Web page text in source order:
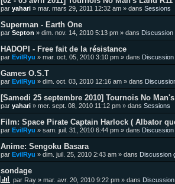
par yahari » mar. mars 29, 2011 12:32 am » dans Sessions
Superman - Earth One
par Septon » dim. nov. 14, 2010 5:13 pm » dans Discussion
HADOPI - Free fait de la résistance
par EvilRyu » mar. oct. 05, 2010 3:10 pm » dans
Games O.S.T
par EvilRyu » dim. oct. 03, 2010 12:16 am » dans
[Samedi 25 septembre 2010] Tournois No
par yahari » mer. sept. 08, 2010 11:12 pm » dans Sessions
Film: Space Pirate Captain Harlock ( Albator
par EvilRyu » sam. juil. 31, 2010 6:44 pm » dans
Anime: Sengoku Basara
par EvilRyu » dim. juil. 25, 2010 2:43 am » dans Discussion
sondage
par Ray » mar. avr. 20, 2010 9:22 pm » dans